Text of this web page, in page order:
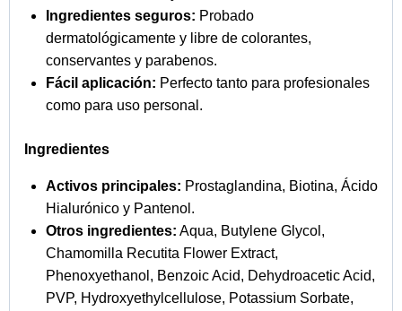
Ingredientes seguros: Probado
dermatológicamente y libre de colorantes,
conservantes y parabenos.
Fácil aplicación: Perfecto tanto para profesionales
como para uso personal.
Ingredientes
Activos principales: Prostaglandina, Biotina, Ácido
Hialurónico y Pantenol.
Otros ingredientes: Aqua, Butylene Glycol,
Chamomilla Recutita Flower Extract,
Phenoxyethanol, Benzoic Acid, Dehydroacetic Acid,
PVP, Hydroxyethylcellulose, Potassium Sorbate,